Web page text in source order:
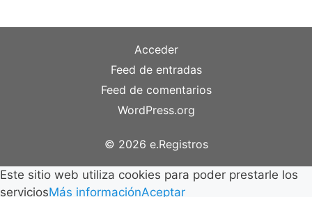
Acceder
Feed de entradas
Feed de comentarios
WordPress.org
© 2026 e.Registros
Este sitio web utiliza cookies para poder prestarle los
serviciosMás informaciónAceptar